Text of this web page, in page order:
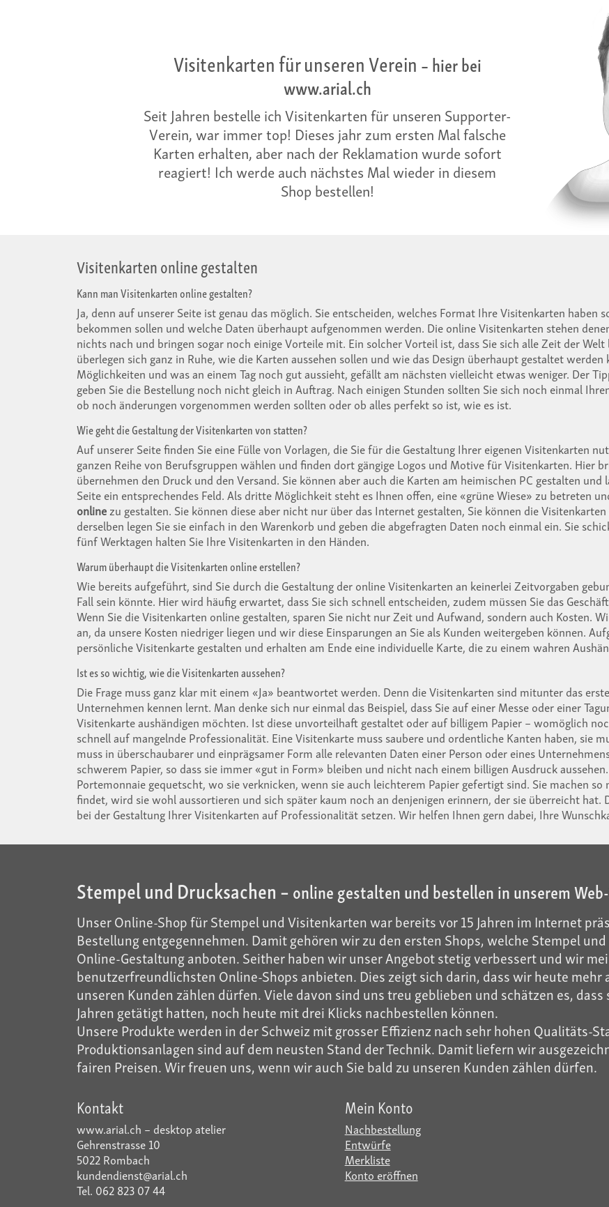
Visitenkarten für unseren Verein– hier bei
www.arial.ch
Seit Jahren bestelle ich Visitenkarten für unseren Supporter-
Verein, war immer top! Dieses jahr zum ersten Mal falsche
Karten erhalten, aber nach der Reklamation wurde sofort
reagiert! Ich werde auch nächstes Mal wieder in diesem
Shop bestellen!
Visitenkarten online gestalten
Kann man Visitenkarten online gestalten?
Ja, denn auf unserer Seite ist genau das möglich. Sie entscheiden, welches Format Ihre Visitenkarten haben
bekommen sollen und welche Daten überhaupt aufgenommen werden. Die online Visitenkarten stehen
nichts nach und bringen sogar noch einige Vorteile mit. Ein solcher Vorteil ist, dass Sie sich alle Zeit der
überlegen sich ganz in Ruhe, wie die Karten aussehen sollen und wie das Design überhaupt gestaltet
Möglichkeiten und was an einem Tag noch gut aussieht, gefällt am nächsten vielleicht etwas weniger. Der
geben Sie die Bestellung noch nicht gleich in Auftrag. Nach einigen Stunden sollten Sie sich noch einmal
ob noch änderungen vorgenommen werden sollten oder ob alles perfekt so ist, wie es ist.
Wie geht die Gestaltung der Visitenkarten von statten?
Auf unserer Seite finden Sie eine Fülle von Vorlagen, die Sie für die Gestaltung Ihrer eigenen Visitenkarten
ganzen Reihe von Berufsgruppen wählen und finden dort gängige Logos und Motive für Visitenkarten. Hier
übernehmen den Druck und den Versand. Sie können aber auch die Karten am heimischen PC gestalten
Seite ein entsprechendes Feld. Als dritte Möglichkeit steht es Ihnen offen, eine «grüne Wiese» zu betreten
onlinezu gestalten. Sie können diese aber nicht nur über das Internet gestalten, Sie können die
derselben legen Sie sie einfach in den Warenkorb und geben die abgefragten Daten noch einmal ein. Sie
fünf Werktagen halten Sie Ihre Visitenkarten in den Händen.
Warum überhaupt die Visitenkarten online erstellen?
Wie bereits aufgeführt, sind Sie durch die Gestaltung der online Visitenkarten an keinerlei Zeitvorgaben
Fall sein könnte. Hier wird häufig erwartet, dass Sie sich schnell entscheiden, zudem müssen Sie das
Wenn Sie die Visitenkarten online gestalten, sparen Sie nicht nur Zeit und Aufwand, sondern auch Kosten.
an, da unsere Kosten niedriger liegen und wir diese Einsparungen an Sie als Kunden weitergeben können.
persönliche Visitenkarte gestalten und erhalten am Ende eine individuelle Karte, die zu einem wahren
Ist es so wichtig, wie die Visitenkarten aussehen?
Die Frage muss ganz klar mit einem «Ja» beantwortet werden. Denn die Visitenkarten sind mitunter das
Unternehmen kennen lernt. Man denke sich nur einmal das Beispiel, dass Sie auf einer Messe oder einer
Visitenkarte aushändigen möchten. Ist diese unvorteilhaft gestaltet oder auf billigem Papier – womöglich
schnell auf mangelnde Professionalität. Eine Visitenkarte muss saubere und ordentliche Kanten haben, sie
muss in überschaubarer und einprägsamer Form alle relevanten Daten einer Person oder eines
schwerem Papier, so dass sie immer «gut in Form» bleiben und nicht nach einem billigen Ausdruck
Portemonnaie gequetscht, wo sie verknicken, wenn sie auch leichterem Papier gefertigt sind. Sie machen
findet, wird sie wohl aussortieren und sich später kaum noch an denjenigen erinnern, der sie überreicht hat.
bei der Gestaltung Ihrer Visitenkarten auf Professionalität setzen. Wir helfen Ihnen gern dabei, Ihre
Stempel und Drucksachen –online gestalten und bestellen in unserem
Unser Online-Shop für Stempel und Visitenkarten war bereits vor 15 Jahren im Internet
Bestellung entgegennehmen. Damit gehören wir zu den ersten Shops, welche Stempel
Online-Gestaltung anboten. Seither haben wir unser Angebot stetig verbessert und wir
benutzerfreundlichsten Online-Shops anbieten. Dies zeigt sich darin, dass wir heute mehr
unseren Kunden zählen dürfen. Viele davon sind uns treu geblieben und schätzen es,
Jahren getätigt hatten, noch heute mit drei Klicks nachbestellen können.
Unsere Produkte werden in der Schweiz mit grosser Effizienz nach sehr hohen Qualitäts-
Produktionsanlagen sind auf dem neusten Stand der Technik. Damit liefern wir
fairen Preisen. Wir freuen uns, wenn wir auch Sie bald zu unseren Kunden zählen dürfen.
Kontakt
www.arial.ch – desktop atelier
Gehrenstrasse 10
5022 Rombach
kundendienst@arial.ch
Tel. 062 823 07 44
Mein Konto
Nachbestellung
Entwürfe
Merkliste
Konto eröffnen